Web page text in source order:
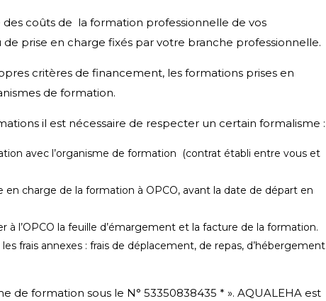
coûts de la formation professionnelle de vos
prise en charge fixés par votre branche professionnelle.
critères de financement, les formations prises en
de formation.
il est nécessaire de respecter un certain formalisme :
avec l’organisme de formation (contrat établi entre vous et
en charge de la formation à OPCO, avant la date de départ en
à l’OPCO la feuille d’émargement et la facture de la formation.
frais annexes : frais de déplacement, de repas, d’hébergement
de formation sous le N° 53350838435 * ». AQUALEHA est